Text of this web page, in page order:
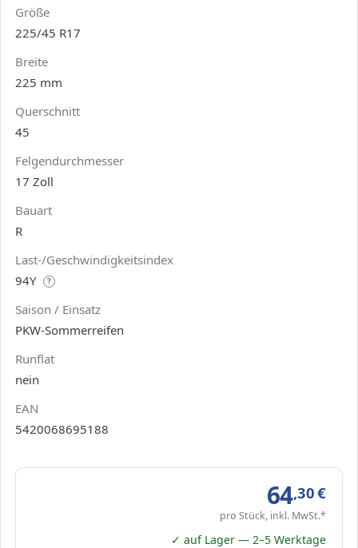
Größe
225/45 R17
Breite
225 mm
Querschnitt
45
Felgendurchmesser
17 Zoll
Bauart
R
Last-/Geschwindigkeitsindex
94Y
?
Saison / Einsatz
PKW-Sommerreifen
Runflat
nein
EAN
5420068695188
64,30€
pro Stück, inkl. MwSt.*
✓ auf Lager — 2–5 Werktage